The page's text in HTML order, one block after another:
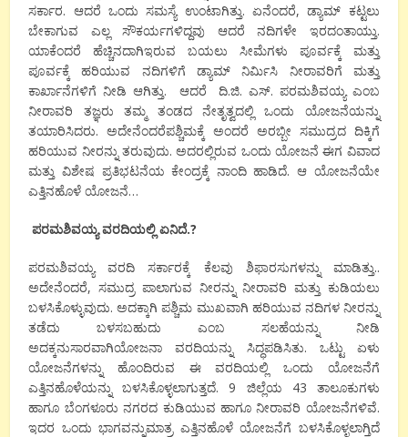
ಸರ್ಕಾರ. ಆದರೆ ಒಂದು ಸಮಸ್ಯೆ ಉಂಟಾಗಿತ್ತು.ಏನೆಂದರೆ,ಡ್ಯಾಮ್ ಕಟ್ಟಲು
ಬೇಕಾಗುವ
ಎಲ್ಲ ಸೌಕರ್ಯಗಳಿದ್ದವು ಆದರೆ ನದಿಗಳೇ ಇರದಂತಾಯ್ತು.
ಯಾಕೆಂದರೆ
ಹೆಚ್ಚಿನದಾಗಿಇರುವ ಬಯಲು ಸೀಮೆಗಳು ಪೂರ್ವಕ್ಕೆ
ಮತ್ತು
ಪೂರ್ವಕ್ಕೆ
ಹರಿಯುವ ನದಿಗಳಿಗೆ ಡ್ಯಾಮ್ ನಿರ್ಮಿಸಿ ನೀರಾವರಿಗೆ
ಮತ್ತು
ಕಾರ್ಖಾನೆಗಳಿಗೆ ನೀಡಿ ಆಗಿತ್ತು. ಆದರೆ ದಿ.ಜಿ.ಎಸ್. ಪರಮಶಿವಯ್ಯ ಎಂಬ
ನೀರಾವರಿ
ತಜ್ಞರು ತಮ್ಮ ತಂಡದ ನೇತೃತ್ವದಲ್ಲಿ ಒಂದು
ಯೋಜನೆಯನ್ನು
ತಯಾರಿಸಿದರು.ಅದೇನೆಂದರೆಪಶ್ಚಿಮಕ್ಕೆ ಅಂದರೆ ಅರಬ್ಬೀ ಸಮುದ್ರದ ದಿಕ್ಕಿಗೆ
ಹರಿಯುವ ನೀರನ್ನು ತರುವುದು.ಅದರಲ್ಲಿರುವ ಒಂದು ಯೋಜನೆ ಈಗ ವಿವಾದ
ಮತ್ತು ವಿಶೇಷ ಪ್ರತಿಭಟನೆಯ ಕೇಂದ್ರಕ್ಕೆ ನಾಂದಿ ಹಾಡಿದೆ.ಆ ಯೋಜನೆಯೇ
ಎತ್ತಿನಹೊಳೆ ಯೋಜನೆ…
ಪರಮಶಿವಯ್ಯ ವರದಿಯಲ್ಲಿ ಏನಿದೆ.?
ಪರಮಶಿವಯ್ಯ ವರದಿ ಸರ್ಕಾರಕ್ಕೆ ಕೆಲವು ಶಿಫಾರಸುಗಳನ್ನು ಮಾಡಿತ್ತು..
ಅದೇನೆಂದರೆ, ಸಮುದ್ರ ಪಾಲಾಗುವ ನೀರನ್ನು ನೀರಾವರಿ ಮತ್ತು ಕುಡಿಯಲು
ಬಳಸಿಕೊಳ್ಳುವುದು.ಅದಕ್ಕಾಗಿ ಪಶ್ಚಿಮ ಮುಖವಾಗಿ ಹರಿಯುವ ನದಿಗಳ ನೀರನ್ನು
ತಡೆದು
ಬಳಸಬಹುದು ಎಂಬ ಸಲಹೆಯನ್ನು
ನೀಡಿ
ಅದಕ್ಕನುಸಾರವಾಗಿಯೋಜನಾ ವರದಿಯನ್ನು ಸಿದ್ಧಪಡಿಸಿತು. ಒಟ್ಟು
ಏಳು
ಯೋಜನೆಗಳನ್ನು
ಹೊಂದಿರುವ ಈ ವರದಿಯಲ್ಲಿ ಒಂದು
ಯೋಜನೆಗೆ
ಎತ್ತಿನಹೊಳೆಯನ್ನು
ಬಳಸಿಕೊಳ್ಳಲಾಗುತ್ತದೆ. 9 ಜಿಲ್ಲೆಯ 43 ತಾಲೂಕುಗಳು
ಹಾಗೂ ಬೆಂಗಳೂರು ನಗರದ ಕುಡಿಯುವ ಹಾಗೂ ನೀರಾವರಿ ಯೋಜನೆಗಳಿವೆ.
ಇದರ ಒಂದು ಭಾಗವನ್ನುಮಾತ್ರ ಎತ್ತಿನಹೊಳೆ ಯೋಜನೆಗೆ ಬಳಸಿಕೊಳ್ಳಲಾಗ್ತಿದೆ